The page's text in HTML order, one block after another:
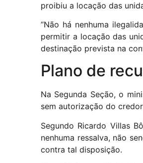
proibiu a locação das
“Não há nenhuma
permitir a locação das
destinação prevista na
Plano de
Na Segunda Seção, o
sem autorização do
Segundo Ricardo Villas
nenhuma ressalva, não
contra tal disposição.